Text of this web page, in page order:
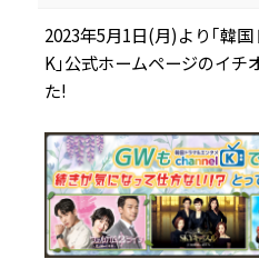
2023年5月1日(月)より｢韓
K｣公式ホームページのイチ
た!